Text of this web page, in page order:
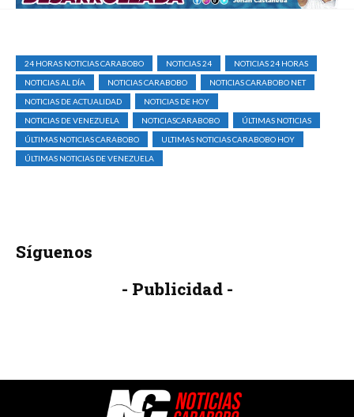
24 HORAS NOTICIAS CARABOBO NOTICIAS 24
NOTICIAS 24 HORAS
NOTICIAS AL DÍA
NOTICIAS CARABOBO
NOTICIAS CARABOBO NET
NOTICIAS DE ACTUALIDAD
NOTICIAS DE HOY
NOTICIAS DE VENEZUELA
NOTICIASCARABOBO
ÚLTIMAS NOTICIAS
ÚLTIMAS NOTICIAS CARABOBO
ULTIMAS NOTICIAS CARABOBO HOY
ÚLTIMAS NOTICIAS DE VENEZUELA
Síguenos
- Publicidad -